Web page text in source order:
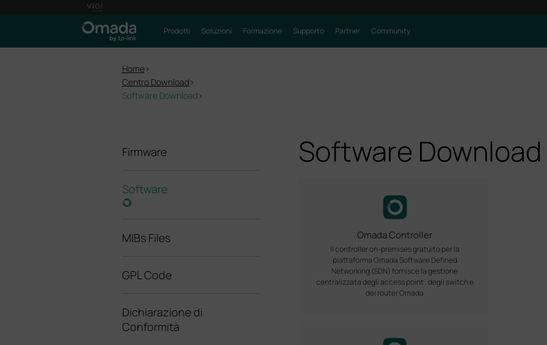
Prodotti Soluzioni Formazione Supporto Partner Community
Home>
Centro Download >
Software Download >
Firmware
Software
MIBs Files
GPL Code
Dichiarazione di
Conformità
Software Download
Omada Controller
Il controller on-premises gratuito per la
piattaforma Omada Software Defined
Networking (SDN) fornisce la gestione
centralizzata degli access point , degli switch e
dei router Omada